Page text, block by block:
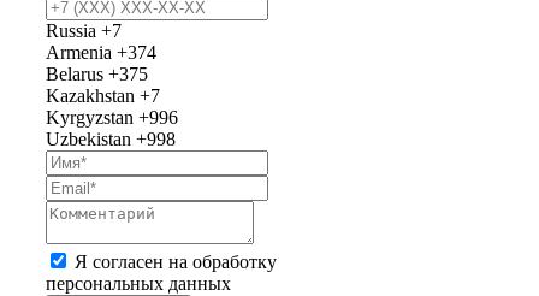
Russia +7
Armenia +374
Belarus +375
Kazakhstan +7
Kyrgyzstan +996
Uzbekistan +998
Я согласен на обработку
персональных данных